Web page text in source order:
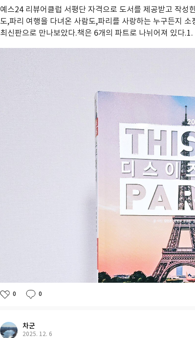
예스24 리뷰어클럽 서평단 자격으로 도서를 제공받고 작성
도,파리 여행을 다녀온 사람도,파리를 사랑하는 누구든지
최신판으로 만나보았다.책은 6개의 파트로 나뉘어져 있다
0 0
차군
2025. 12. 6